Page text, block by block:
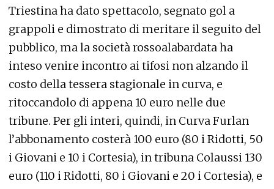
Triestina ha dato spettacolo, segnato gol a
grappoli e dimostrato di meritare il seguito del
pubblico, ma la società rossoalabardata ha
inteso venire incontro ai tifosi non alzando il
costo della tessera stagionale in curva, e
ritoccandolo di appena 10 euro nelle due
tribune. Per gli interi, quindi, in Curva Furlan
l’abbonamento costerà 100 euro (80 i Ridotti, 50
i Giovani e 10 i Cortesia), in tribuna Colaussi 130
euro (110 i Ridotti, 80 i Giovani e 20 i Cortesia), e